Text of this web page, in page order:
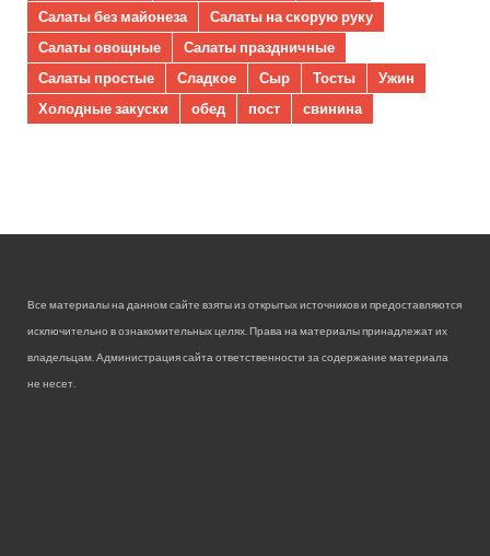
Салаты без майонеза
Салаты на скорую руку
Салаты овощные
Салаты праздничные
Салаты простые
Сладкое Сыр Тосты
Ужин
Холодные закуски
обед пост свинина
Все материалы на данном сайте взяты из открытых источников и предоставляются
исключительно в ознакомительных целях. Права на материалы принадлежат их
владельцам. Администрация сайта ответственности за содержание материала
не несет.